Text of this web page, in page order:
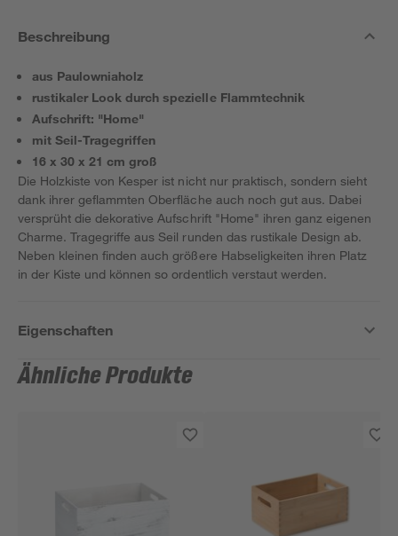
Beschreibung
aus Paulowniaholz
rustikaler Look durch spezielle Flammtechnik
Aufschrift: "Home"
mit Seil-Tragegriffen
16 x 30 x 21 cm groß
Die Holzkiste von Kesper ist nicht nur praktisch, sondern sieht
dank ihrer geflammten Oberfläche auch noch gut aus. Dabei
versprüht die dekorative Aufschrift "Home" ihren ganz eigenen
Charme. Tragegriffe aus Seil runden das rustikale Design ab.
Neben kleinen finden auch größere Habseligkeiten ihren Platz
in der Kiste und können so ordentlich verstaut werden.
Eigenschaften
Ähnliche Produkte